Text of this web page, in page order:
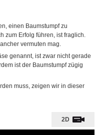
einen Baumstumpf zu
zum Erfolg führen, ist fraglich.
vermuten mag.
genannt, ist zwar nicht gerade
ist der Baumstumpf zügig
muss, zeigen wir in dieser
2D